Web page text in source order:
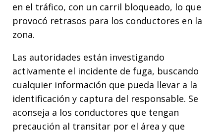
en el tráfico, con un carril bloqueado, lo que
provocó retrasos para los conductores en la
zona.
Las autoridades están investigando
activamente el incidente de fuga, buscando
cualquier información que pueda llevar a la
identificación y captura del responsable. Se
aconseja a los conductores que tengan
precaución al transitar por el área y que